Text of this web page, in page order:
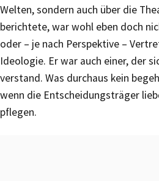
Welten, sondern auch über die
berichtete, war wohl eben doch
oder – je nach Perspektive –
Ideologie. Er war auch einer, der
verstand. Was durchaus kein
wenn die Entscheidungsträger
pflegen.